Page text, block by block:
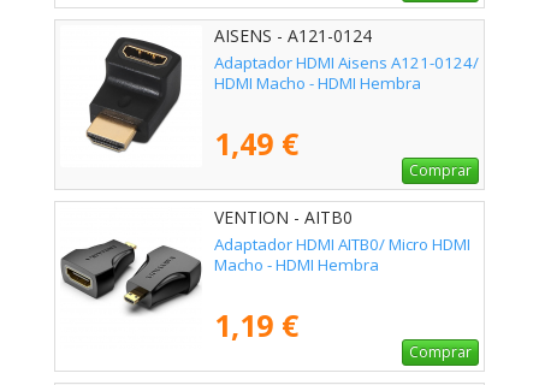
AISENS - A121-0124
Adaptador HDMI Aisens A121-0124/
HDMI Macho - HDMI Hembra
1,49 €
Comprar
VENTION - AITB0
Adaptador HDMI AITB0/ Micro HDMI
Macho - HDMI Hembra
1,19 €
Comprar